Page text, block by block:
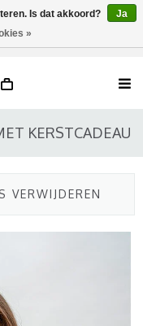
KERSTCADEAU
VERWIJDEREN
Is dat akkoord?
Ja
»